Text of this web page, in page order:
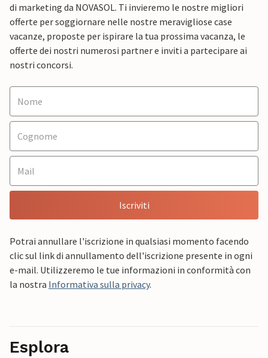
di marketing da NOVASOL. Ti invieremo le nostre migliori
offerte per soggiornare nelle nostre meravigliose case
vacanze, proposte per ispirare la tua prossima vacanza, le
offerte dei nostri numerosi partner e inviti a partecipare ai
nostri concorsi.
Iscriviti
Potrai annullare l'iscrizione in qualsiasi momento facendo
clic sul link di annullamento dell'iscrizione presente in ogni
e-mail. Utilizzeremo le tue informazioni in conformità con
la nostra Informativa sulla privacy.
Esplora